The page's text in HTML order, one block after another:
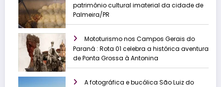
patrimônio cultural imaterial da cidade de
Palmeira/PR
Mototurismo nos Campos Gerais do
Paraná : Rota 01 celebra a histórica aventura
de Ponta Grossa à Antonina
A fotográfica e bucólica São Luiz do